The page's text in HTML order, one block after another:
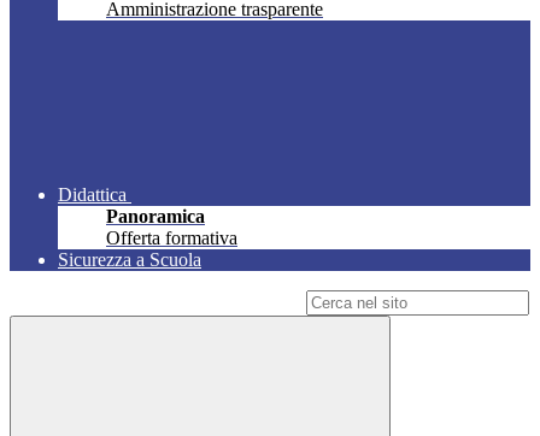
Amministrazione trasparente
Didattica
Panoramica
Offerta formativa
Sicurezza a Scuola